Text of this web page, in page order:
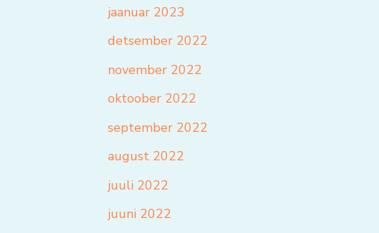
jaanuar 2023
detsember 2022
november 2022
oktoober 2022
september 2022
august 2022
juuli 2022
juuni 2022